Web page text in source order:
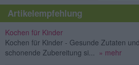
Artikelempfehlung
Kochen für Kinder
Kochen für Kinder - Gesunde Zutaten
schonende Zubereitung si...
» mehr